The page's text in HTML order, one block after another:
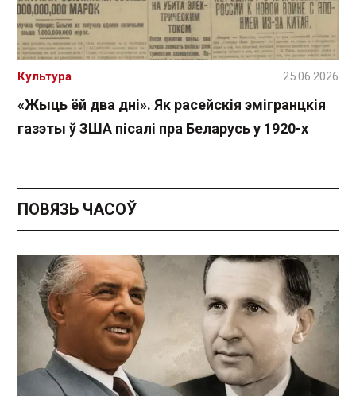
«Жыць ёй два дні». Як расейскія эмігранцкія
газэты ў ЗША пісалі пра Беларусь у 1920-х
Культура 25.06.2026
ПОВЯЗЬ ЧАСОЎ